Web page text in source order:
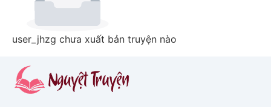
user_jhzg chưa xuất bản truyện nào